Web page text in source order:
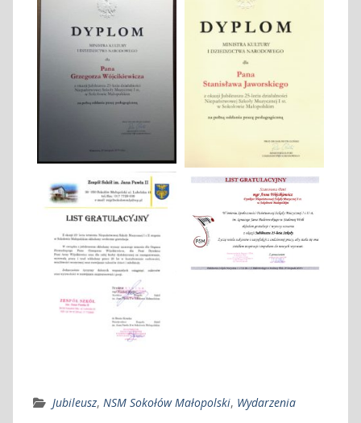
Jubileusz, NSM Sokołów Małopolski, Wydarzenia